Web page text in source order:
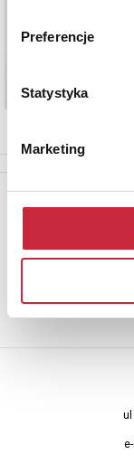
Preferencje
Statystyka
Marketing
Aby otrzymywać
ul